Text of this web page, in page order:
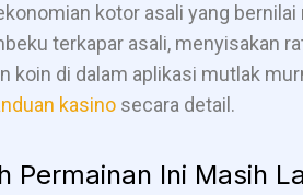
kotor asali yang
terkapar asali, menyisakan
koin di dalam aplikasi mutlak
kasino secara detail.
Permainan Ini Masih